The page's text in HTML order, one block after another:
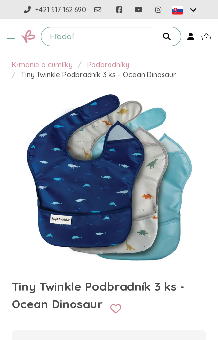
+421 917 162 690
Kŕmenie a cumlíky
Podbradníky
Tiny Twinkle Podbradník 3 ks - Ocean Dinosaur
Tiny Twinkle Podbradník 3 ks -
Ocean Dinosaur